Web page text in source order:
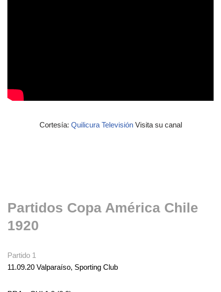
Cortesía: Quilicura TelevisiónVisita su canal
Partidos Copa América Chile
1920
Partido 1
11.09.20 Valparaíso, Sporting Club